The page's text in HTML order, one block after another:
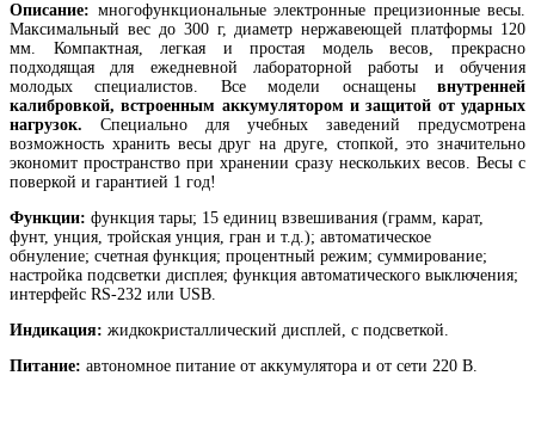
Описание: многофункциональные электронные прецизионные весы.
Максимальный вес до 300 г, диаметр нержавеющей платформы 120
мм. Компактная, легкая и простая модель весов, прекрасно
подходящая для ежедневной лабораторной работы и обучения
молодых специалистов. Все модели оснащены внутренней
калибровкой, встроенным аккумулятором и защитой от ударных
нагрузок. Специально для учебных заведений предусмотрена
возможность хранить весы друг на друге, стопкой, это значительно
экономит пространство при хранении сразу нескольких весов. Весы с
поверкой и гарантией 1 год!
Функции: функция тары; 15 единиц взвешивания (грамм, карат,
фунт, унция, тройская унция, гран и т.д.); автоматическое
обнуление; счетная функция; процентный режим; суммирование;
настройка подсветки дисплея; функция автоматического выключения;
интерфейс RS-232 или USB.
Индикация: жидкокристаллический дисплей, с подсветкой.
Питание: автономное питание от аккумулятора и от сети 220 В.